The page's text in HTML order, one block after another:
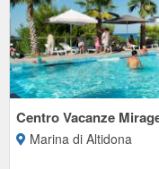
Centro Vacanze
Marina di Altidona